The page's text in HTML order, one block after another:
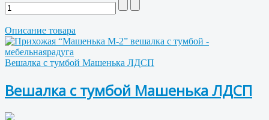
Описание товара
Вешалка с тумбой Машенька ЛДСП
Вешалка с тумбой Машенька ЛДСП